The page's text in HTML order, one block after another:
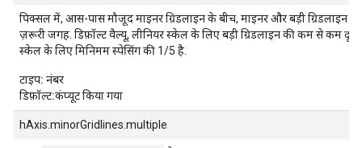
पिक्सल में, आस-पास मौजूद माइनर ग्रिडलाइन के बीच, माइनर और बड़ी ग्रिडलाइन
ज़रूरी जगह. डिफ़ॉल्ट वैल्यू, लीनियर स्केल के लिए बड़ी ग्रिडलाइन की कम से कम
स्केल के लिए मिनिमम स्पेसिंग की 1/5 है.
टाइप: नंबर
डिफ़ॉल्ट:कंप्यूट किया गया
hAxis.minorGridlines.multiple